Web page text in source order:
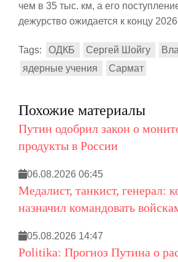
чем в 35 тыс. км, а его
дежурство ожидается к концу 2026
Tags: ОДКБ Сергей Шойгу
ядерные учения
Сармат
Похожие материалы
Путин одобрил закон о
продукты в России
06.08.2026 06:45
Медалист, танкист, генерал:
назначил командовать
05.08.2026 14:47
Politika: Прогноз Путина о